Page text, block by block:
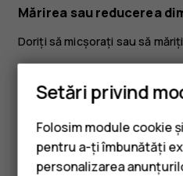
Mărirea sau reducerea
Doriți să micșorați sau să
AtingețiDimensiunea
dimensiune afișaj.
Setări privind
Folosim module cookie
pentru a-ți îmbunătăți
personalizarea